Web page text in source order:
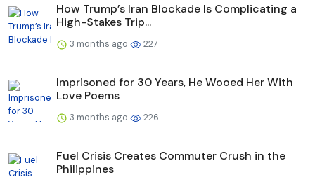
How Trump’s Iran Blockade Is Complicating a
High-Stakes Trip...
3 months ago 227
Imprisoned for 30 Years, He Wooed Her With
Love Poems
3 months ago 226
Fuel Crisis Creates Commuter Crush in the
Philippines